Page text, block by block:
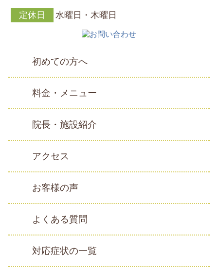
定休日 水曜日・木曜日
初めての方へ
料金・メニュー
院長・施設紹介
アクセス
お客様の声
よくある質問
対応症状の一覧